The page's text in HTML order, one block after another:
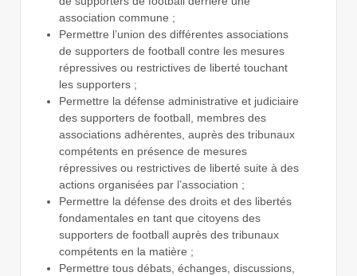
association commune ;
Permettre l’union des différentes associations
de supporters de football contre les mesures
répressives ou restrictives de liberté touchant
les supporters ;
Permettre la défense administrative et judiciaire
des supporters de football, membres des
associations adhérentes, auprès des tribunaux
compétents en présence de mesures
répressives ou restrictives de liberté suite à des
actions organisées par l’association ;
Permettre la défense des droits et des libertés
fondamentales en tant que citoyens des
supporters de football auprès des tribunaux
compétents en la matière ;
Permettre tous débats, échanges, discussions,